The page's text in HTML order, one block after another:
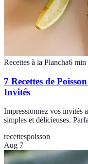
Recettes à la Plancha6 min
7 Recettes de
Invités
Impressionnez vos invités
simples et délicieuses.
recettespoisson
Aug 7